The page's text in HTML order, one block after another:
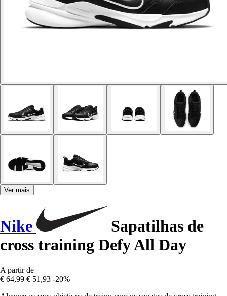
Ver mais
Nike
Sapatilhas de
cross training Defy All Day
A partir de
€ 64,99 € 51,93 -20%